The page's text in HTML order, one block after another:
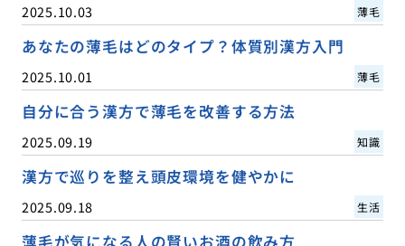
2025.10.03 薄毛
あなたの薄毛はどのタイプ？体質別漢方入門
2025.10.01 薄毛
自分に合う漢方で薄毛を改善する方法
2025.09.19 知識
漢方で巡りを整え頭皮環境を健やかに
2025.09.18 生活
薄毛が気になる人の賢いお酒の飲み方